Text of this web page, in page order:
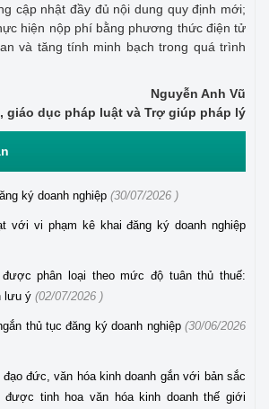
cập nhật đầy đủ nội dung quy định mới;
hiện nộp phí bằng phương thức điện tử
và tăng tính minh bạch trong quá trình
Nguyễn Anh Vũ
giáo dục pháp luật và Trợ giúp pháp lý
ký doanh nghiệp (30/07/2026 )
với vi phạm kê khai đăng ký doanh nghiệp
được phân loại theo mức độ tuân thủ thuế:
lưu ý (02/07/2026 )
thủ tục đăng ký doanh nghiệp (30/06/2026
đức, văn hóa kinh doanh gắn với bản sắc
tinh hoa văn hóa kinh doanh thế giới